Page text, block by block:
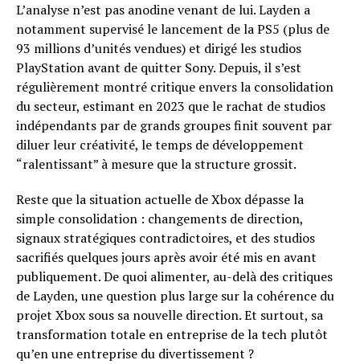
L’analyse n’est pas anodine venant de lui. Layden a
notamment supervisé le lancement de la PS5 (plus de
93 millions d’unités vendues) et dirigé les studios
PlayStation avant de quitter Sony. Depuis, il s’est
régulièrement montré critique envers la consolidation
du secteur, estimant en 2023 que le rachat de studios
indépendants par de grands groupes finit souvent par
diluer leur créativité, le temps de développement
“ralentissant” à mesure que la structure grossit.
Reste que la situation actuelle de Xbox dépasse la
simple consolidation : changements de direction,
signaux stratégiques contradictoires, et des studios
sacrifiés quelques jours après avoir été mis en avant
publiquement. De quoi alimenter, au-delà des critiques
de Layden, une question plus large sur la cohérence du
projet Xbox sous sa nouvelle direction. Et surtout, sa
transformation totale en entreprise de la tech plutôt
qu’en une entreprise du divertissement ?